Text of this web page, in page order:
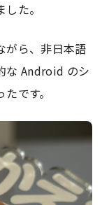
た。
がら、非日本語
な Android のシ
です。